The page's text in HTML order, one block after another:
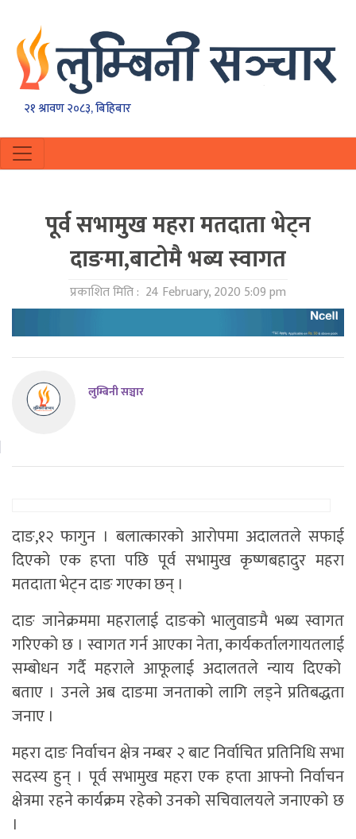
२१ श्रावण २०८३, बिहिबार
पूर्व सभामुख महरा मतदाता भेट्न
दाङमा,बाटोमै भब्य स्वागत
प्रकाशित मिति : 24 February, 2020 5:09 pm
लुम्बिनी सञ्चार
दाङ,१२ फागुन । बलात्कारको आरोपमा अदालतले सफाई
दिएको एक हप्ता पछि पूर्व सभामुख कृष्णबहादुर महरा
मतदाता भेट्न दाङ गएका छन् ।
दाङ जानेक्रममा महरालाई दाङको भालुवाङमै भब्य स्वागत
गरिएको छ । स्वागत गर्न आएका नेता, कार्यकर्तालगायतलाई
सम्बोधन गर्दै महराले आफूलाई अदालतले न्याय दिएको
बताए । उनले अब दाङमा जनताको लागि लड्ने प्रतिबद्धता
जनाए ।
महरा दाङ निर्वाचन क्षेत्र नम्बर २ बाट निर्वाचित प्रतिनिधि सभा
सदस्य हुन् । पूर्व सभामुख महरा एक हप्ता आफ्नो निर्वाचन
क्षेत्रमा रहने कार्यक्रम रहेको उनको सचिवालयले‌ जनाएको छ
।